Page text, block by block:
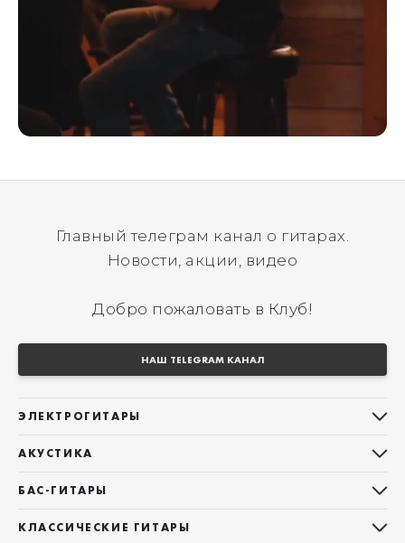
Главный телеграм канал о гитарах.
Новости, акции, видео
Добро пожаловать в Клуб!
НАШ TELEGRAM КАНАЛ
ЭЛЕКТРОГИТАРЫ
Telecaster
Les Paul
АКУСТИКА
Фолки (ОМ, 000, 00)
БАС-ГИТАРЫ
КЛАССИЧЕСКИЕ ГИТАРЫ